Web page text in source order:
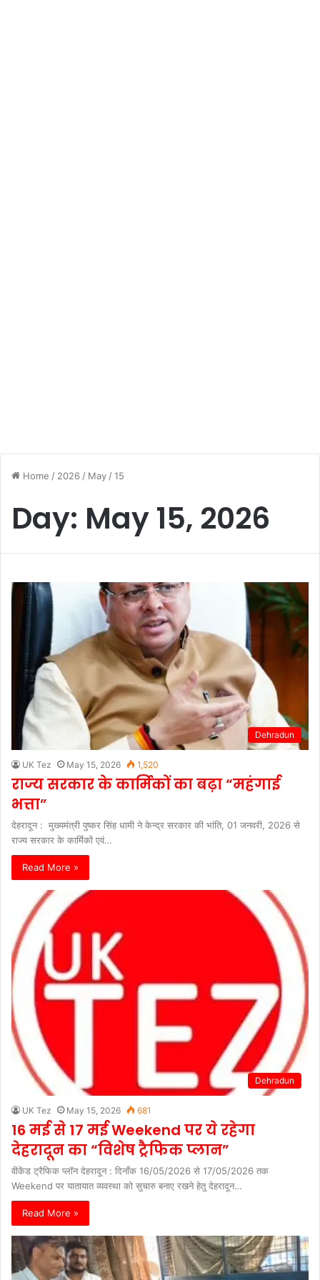
Home / 2026 / May /15
Day: May 15, 2026
Dehradun
UK Tez May 15, 2026 1,520
राज्य सरकार के कार्मिकों का बढ़ा “महंगाई
भत्ता”
देहरादून : मुख्यमंत्री पुष्कर सिंह धामी ने केन्द्र सरकार की भांति, 01 जनवरी, 2026 से
राज्य सरकार के कार्मिकों एवं…
Read More »
Dehradun
UK Tez May 15, 2026 681
16 मई से 17 मई Weekend पर ये रहेगा
देहरादून का “विशेष ट्रैफिक प्लान”
वीकेंड ट्रैफिक प्लॉन देहरादून : दिनाँक 16/05/2026 से 17/05/2026 तक
Weekend पर यातायात व्यवस्था को सुचारु बनाए रखने हेतु देहरादून…
Read More »